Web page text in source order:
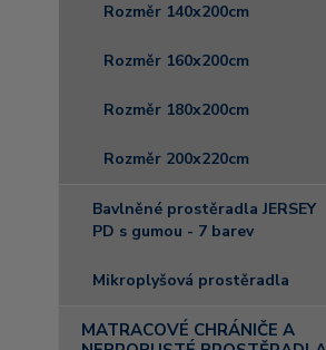
Rozměr 140x200cm
Rozměr 160x200cm
Rozměr 180x200cm
Rozměr 200x220cm
Bavlněné prostěradla JERSEY
PD s gumou - 7 barev
Mikroplyšová prostěradla
MATRACOVÉ CHRÁNIČE A